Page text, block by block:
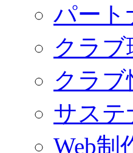
パート
クラブ
クラブ
サステ
Web制